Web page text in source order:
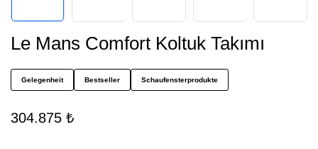
Le Mans Comfort Koltuk Takımı
Gelegenheit Bestseller Schaufensterprodukte
304.875 ₺